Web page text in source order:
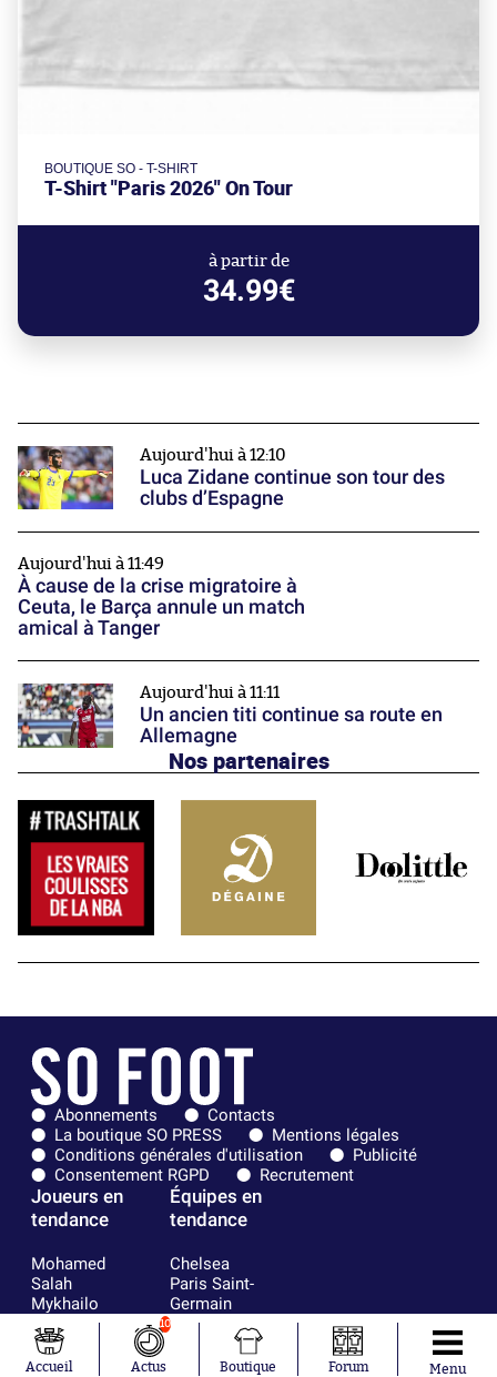
BOUTIQUE SO - T-SHIRT
T-Shirt "Paris 2026" On Tour
à partir de
34.99€
Aujourd'hui à 12:10
Luca Zidane continue son tour des
clubs d’Espagne
Aujourd'hui à 11:49
À cause de la crise migratoire à
Ceuta, le Barça annule un match
amical à Tanger
Aujourd'hui à 11:11
Un ancien titi continue sa route en
Allemagne
Nos partenaires
Abonnements
Contacts
La boutique SO PRESS
Mentions légales
Conditions générales d'utilisation
Publicité
Consentement RGPD
Recrutement
Joueurs en
tendance
Mohamed
Salah
Mykhailo
Mudryk
Neymar
Khalis Merah
Équipes en
tendance
Chelsea
Paris Saint-
Germain
Bordeaux
Olympique
lyonnais
Accueil
10
Actus Boutique Forum Menu